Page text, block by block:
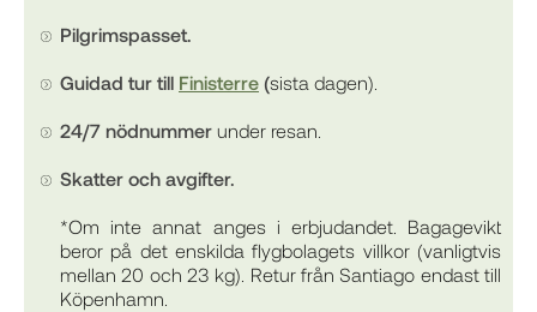
Pilgrimspasset.
Guidad tur till Finisterre (sista dagen).
24/7 nödnummer under resan.
Skatter och avgifter.
*Om inte annat anges i erbjudandet. Bagagevikt
beror på det enskilda flygbolagets villkor (vanligtvis
mellan 20 och 23 kg). Retur från Santiago endast till
Köpenhamn.